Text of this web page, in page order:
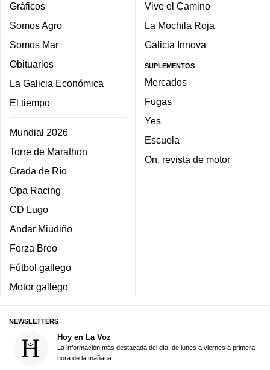
Gráficos
Somos Agro
Somos Mar
Obituarios
La Galicia Económica
El tiempo
Mundial 2026
Torre de Marathon
Grada de Río
Opa Racing
CD Lugo
Andar Miudiño
Forza Breo
Fútbol gallego
Motor gallego
Vive el Camino
La Mochila Roja
Galicia Innova
SUPLEMENTOS
Mercados
Fugas
Yes
Escuela
On, revista de motor
NEWSLETTERS
Hoy en La Voz
La información más destacada del día, de lunes a viernes a primera
hora de la mañana